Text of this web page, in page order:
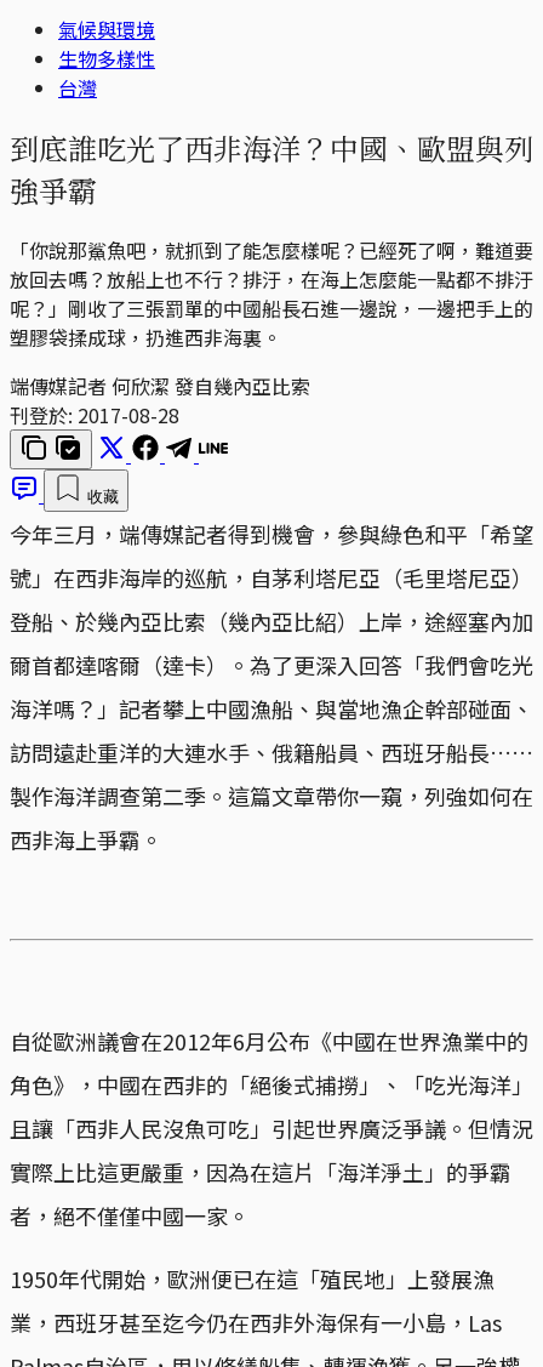
氣候與環境
生物多樣性
台灣
到底誰吃光了西非海洋？中國、歐盟與列
強爭霸
「你說那鯊魚吧，就抓到了能怎麼樣呢？已經死了啊，難道要
放回去嗎？放船上也不行？排汙，在海上怎麼能一點都不排汙
呢？」剛收了三張罰單的中國船長石進一邊說，一邊把手上的
塑膠袋揉成球，扔進西非海裏。
端傳媒記者 何欣潔 發自幾內亞比索
刊登於: 2017-08-28
收藏
今年三月，端傳媒記者得到機會，參與綠色和平「希望
號」在西非海岸的巡航，自茅利塔尼亞（毛里塔尼亞）
登船、於幾內亞比索（幾內亞比紹）上岸，途經塞內加
爾首都達喀爾（達卡）。為了更深入回答「我們會吃光
海洋嗎？」記者攀上中國漁船、與當地漁企幹部碰面、
訪問遠赴重洋的大連水手、俄籍船員、西班牙船長……
製作海洋調查第二季。這篇文章帶你一窺，列強如何在
西非海上爭霸。
自從歐洲議會在2012年6月公布《中國在世界漁業中的
角色》，中國在西非的「絕後式捕撈」、「吃光海洋」
且讓「西非人民沒魚可吃」引起世界廣泛爭議。但情況
實際上比這更嚴重，因為在這片「海洋淨土」的爭霸
者，絕不僅僅中國一家。
1950年代開始，歐洲便已在這「殖民地」上發展漁
業，西班牙甚至迄今仍在西非外海保有一小島，Las